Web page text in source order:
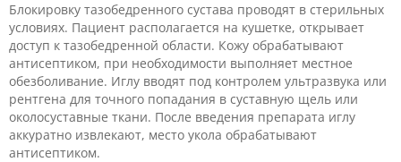
Блокировку тазобедренного сустава проводят в стерильных
условиях. Пациент располагается на кушетке, открывает
доступ к тазобедренной области. Кожу обрабатывают
антисептиком, при необходимости выполняет местное
обезболивание. Иглу вводят под контролем ультразвука или
рентгена для точного попадания в суставную щель или
околосуставные ткани. После введения препарата иглу
аккуратно извлекают, место укола обрабатывают
антисептиком.